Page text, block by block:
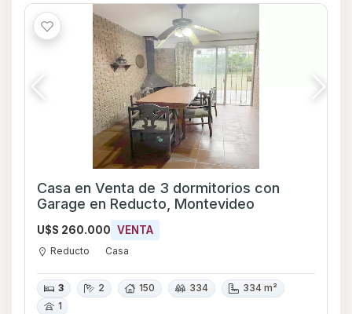
Casa en Venta de 3 dormitorios con
Garage en Reducto, Montevideo
U$S 260.000 VENTA
Reducto Casa
3 2 150 334
334 m²
1